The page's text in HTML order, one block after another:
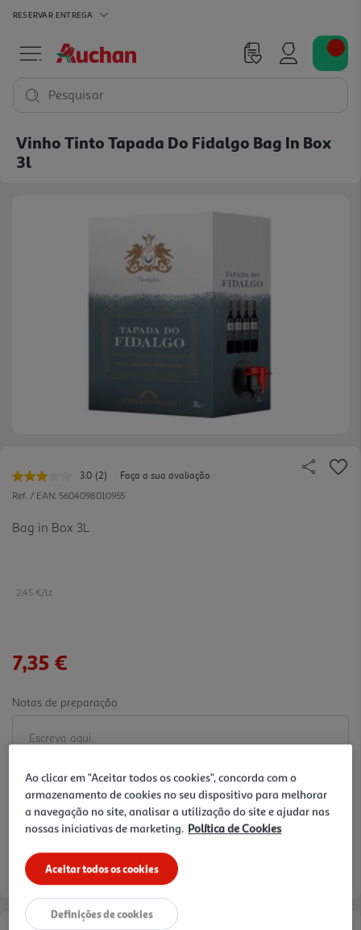
RESERVAR ENTREGA
Pesquisar
Vinho Tinto Tapada Do Fidalgo Bag In Box
3l
3.0 Leu
2
(2)
Faça a sua avaliação
Ref. / EAN: 5604098010955
Bag in Box 3L
2.45 €/Lt
7,35 €
Notas de preparação
Ao clicar em "Aceitar todos os cookies", concorda com o
armazenamento de cookies no seu dispositivo para melhorar
a navegação no site, analisar a utilização do site e ajudar nas
nossas iniciativas de marketing. Política de Cookies
Aceitar todos os cookies
Definições de cookies